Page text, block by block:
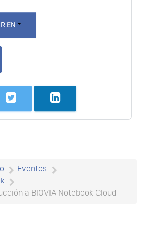
EN
Eventos
a BIOVIA Notebook Cloud